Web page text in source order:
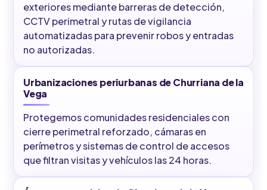
exteriores mediante barreras de detección,
CCTV perimetral y rutas de vigilancia
automatizadas para prevenir robos y entradas
no autorizadas.
Urbanizaciones periurbanas de Churriana de la
Vega
Protegemos comunidades residenciales con
cierre perimetral reforzado, cámaras en
perímetros y sistemas de control de accesos
que filtran visitas y vehículos las 24 horas.